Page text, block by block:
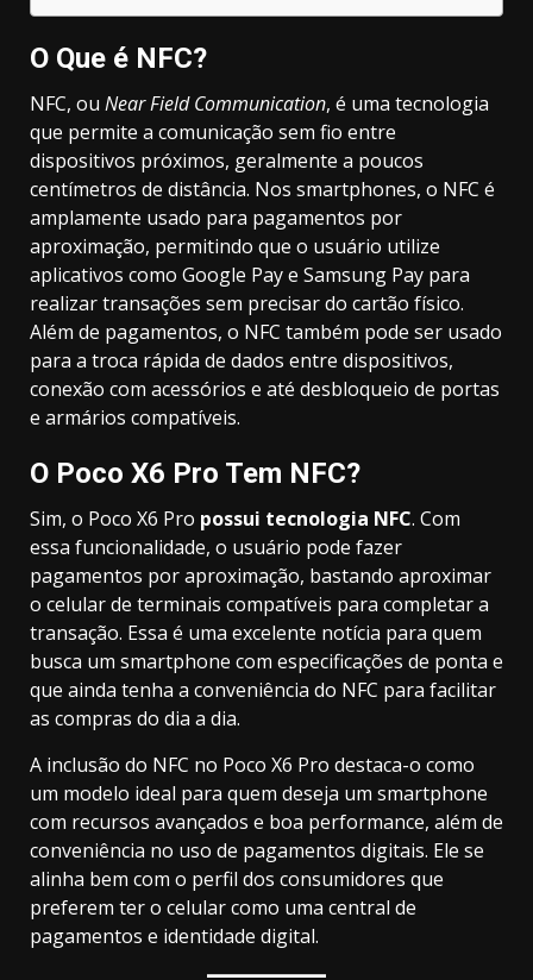
O Que é NFC?
NFC, ou Near Field Communication, é uma tecnologia
que permite a comunicação sem fio entre
dispositivos próximos, geralmente a poucos
centímetros de distância. Nos smartphones, o NFC é
amplamente usado para pagamentos por
aproximação, permitindo que o usuário utilize
aplicativos como Google Pay e Samsung Pay para
realizar transações sem precisar do cartão físico.
Além de pagamentos, o NFC também pode ser usado
para a troca rápida de dados entre dispositivos,
conexão com acessórios e até desbloqueio de portas
e armários compatíveis.
O Poco X6 Pro Tem NFC?
Sim, o Poco X6 Pro possui tecnologia NFC. Com
essa funcionalidade, o usuário pode fazer
pagamentos por aproximação, bastando aproximar
o celular de terminais compatíveis para completar a
transação. Essa é uma excelente notícia para quem
busca um smartphone com especificações de ponta e
que ainda tenha a conveniência do NFC para facilitar
as compras do dia a dia.
A inclusão do NFC no Poco X6 Pro destaca-o como
um modelo ideal para quem deseja um smartphone
com recursos avançados e boa performance, além de
conveniência no uso de pagamentos digitais. Ele se
alinha bem com o perfil dos consumidores que
preferem ter o celular como uma central de
pagamentos e identidade digital.